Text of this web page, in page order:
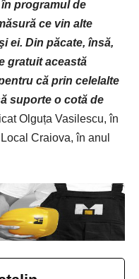
programul de
ce vin alte
ei. Din păcate, însă,
gratuit această
că prin celelalte
suporte o cotă de
Olguța Vasilescu, în
Craiova, în anul